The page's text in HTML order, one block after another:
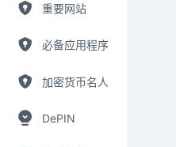
重要网站
必备应用程序
加密货币名人
DePIN